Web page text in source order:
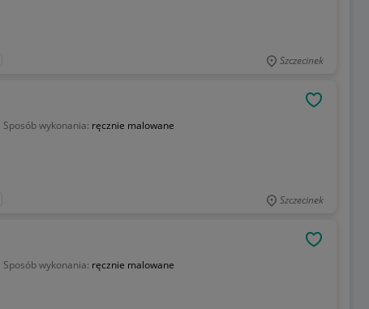
Szczecinek
Sposób wykonania: ręcznie malowane
Szczecinek
Sposób wykonania: ręcznie malowane